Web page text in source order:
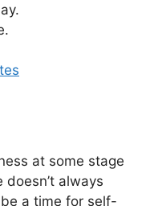
at some stage
always
a time for self-